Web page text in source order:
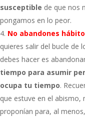
susceptible de que nos
pongamos en lo peor.
No abandones
quieres salir del bucle de
debes hacer es
tiempo para asumir
ocupa tu tiempo.
que estuve en el abismo,
proponían para, al